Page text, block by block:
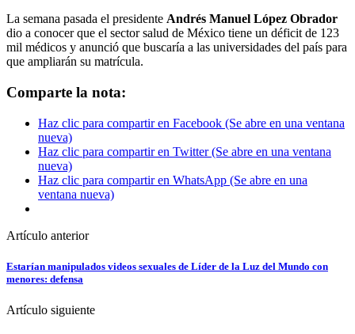
La semana pasada el presidente Andrés Manuel López Obrador
dio a conocer que el sector salud de México tiene un déficit de 123
mil médicos y anunció que buscaría a las universidades del país para
que ampliarán su matrícula.
Comparte la nota:
Haz clic para compartir en Facebook (Se abre en una ventana
nueva)
Haz clic para compartir en Twitter (Se abre en una ventana
nueva)
Haz clic para compartir en WhatsApp (Se abre en una
ventana nueva)
Artículo anterior
Estarían manipulados videos sexuales de Líder de la Luz del Mundo con
menores: defensa
Artículo siguiente